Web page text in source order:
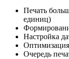
Печать
единиц)
Настройка
Очередь